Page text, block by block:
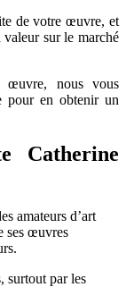
de votre œuvre, et
valeur sur le marché
œuvre, nous vous
pour en obtenir un
Catherine
amateurs d’art
ses œuvres
surtout par les